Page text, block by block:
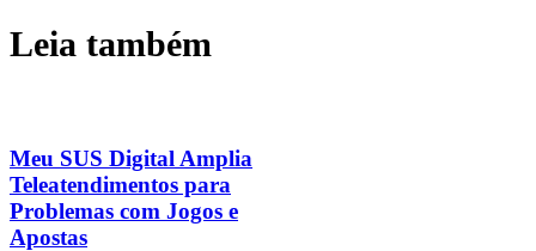
Leia também
Meu SUS Digital Amplia
Teleatendimentos para
Problemas com Jogos e
Apostas